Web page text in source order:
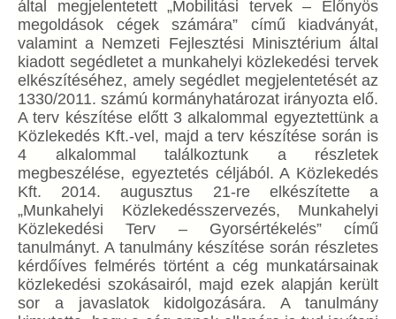
által megjelentetett „Mobilitási tervek – Előnyös
megoldások cégek számára” című kiadványát,
valamint a Nemzeti Fejlesztési Minisztérium által
kiadott segédletet a munkahelyi közlekedési tervek
elkészítéséhez, amely segédlet megjelentetését az
1330/2011. számú kormányhatározat irányozta elő.
A terv készítése előtt 3 alkalommal egyeztettünk a
Közlekedés Kft.-vel, majd a terv készítése során is
4 alkalommal találkoztunk a részletek
megbeszélése, egyeztetés céljából. A Közlekedés
Kft. 2014. augusztus 21-re elkészítette a
„Munkahelyi Közlekedésszervezés, Munkahelyi
Közlekedési Terv – Gyorsértékelés” című
tanulmányt. A tanulmány készítése során részletes
kérdőíves felmérés történt a cég munkatársainak
közlekedési szokásairól, majd ezek alapján került
sor a javaslatok kidolgozására. A tanulmány